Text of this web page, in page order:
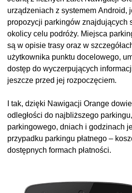
urządzeniach z systemem Android,
propozycji parkingów znajdujących
okolicy celu podróży. Miejsca
są w opisie trasy oraz w
użytkownika punktu docelowego,
dostęp do wyczerpujących
jeszcze przed jej rozpoczęciem.
I tak, dzięki Nawigacji Orange
odległości do najbliższego
parkingowego, dniach i godzinach
przypadku parkingu płatnego –
dostępnych formach płatności.